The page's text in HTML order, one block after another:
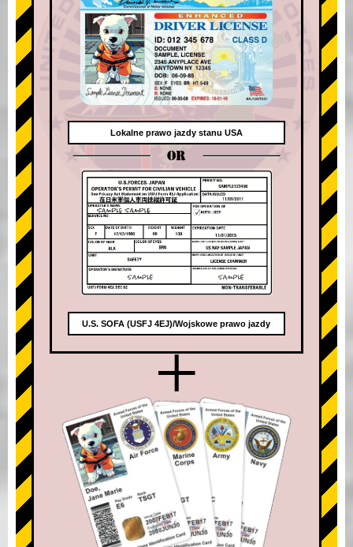
Lokalne prawo jazdy stanu USA
OR
U.S. SOFA (USFJ 4EJ)/Wojskowe prawo jazdy
+